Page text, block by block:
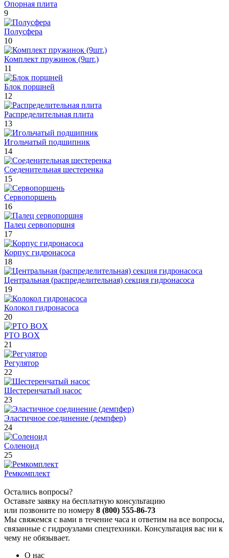
Опорная плита
9
Полусфера
10
Комплект пружинок (9шт.)
11
Блок поршней
12
Распределительная плита
13
Игольчатый подшипник
14
Соеденительная шестеренка
15
Сервопоршень
16
Палец сервопоршня
17
Корпус гидронасоса
18
Центральная (распределительная) секция гидронасоса
19
Колокол гидронасоса
20
PTO BOX
21
Регулятор
22
Шестеренчатый насос
23
Эластичное соединение (демпфер)
24
Соленоид
25
Ремкомплект
Остались вопросы?
Оставьте заявку на бесплатную консультацию
или позвоните по номеру 8 (800) 555-86-73
Мы свяжемся с вами в течение часа и ответим на все вопросы,
связанные с гидроузлами спецтехники. Консультация вас ни к
чему не обязывает.
О нас